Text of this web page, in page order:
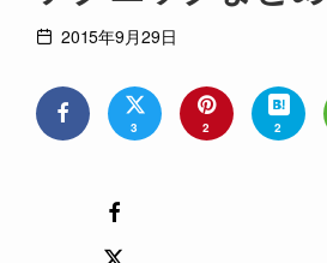
2015年9月29日
3 2 2